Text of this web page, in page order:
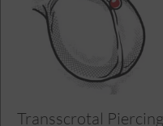
Transscrotal Piercing